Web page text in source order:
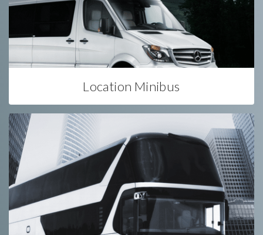
Location Minibus